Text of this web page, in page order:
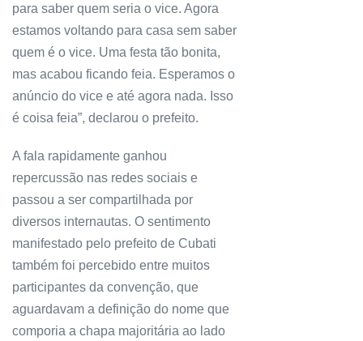
para saber quem seria o vice. Agora
estamos voltando para casa sem saber
quem é o vice. Uma festa tão bonita,
mas acabou ficando feia. Esperamos o
anúncio do vice e até agora nada. Isso
é coisa feia”, declarou o prefeito.
A fala rapidamente ganhou
repercussão nas redes sociais e
passou a ser compartilhada por
diversos internautas. O sentimento
manifestado pelo prefeito de Cubati
também foi percebido entre muitos
participantes da convenção, que
aguardavam a definição do nome que
comporia a chapa majoritária ao lado